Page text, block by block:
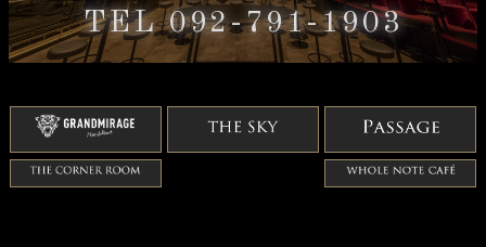
TEL 092-791-1903